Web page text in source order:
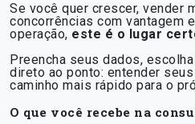
Se você quer crescer, vender
concorrências com vantagem
operação, este é o lugar
Preencha seus dados,
direto ao ponto: entender
caminho mais rápido para o
O que você recebe na